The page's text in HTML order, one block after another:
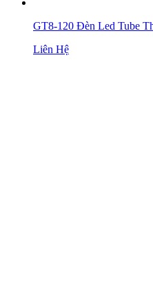
GT8-120 Đèn Led Tube
Liên Hệ